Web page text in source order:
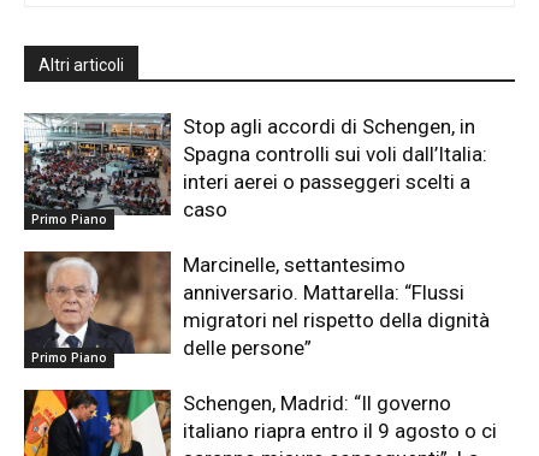
Altri articoli
Primo Piano
Stop agli accordi di Schengen, in
Spagna controlli sui voli dall’Italia:
interi aerei o passeggeri scelti a
caso
Primo Piano
Marcinelle, settantesimo
anniversario. Mattarella: “Flussi
migratori nel rispetto della dignità
delle persone”
Schengen, Madrid: “Il governo
italiano riapra entro il 9 agosto o ci